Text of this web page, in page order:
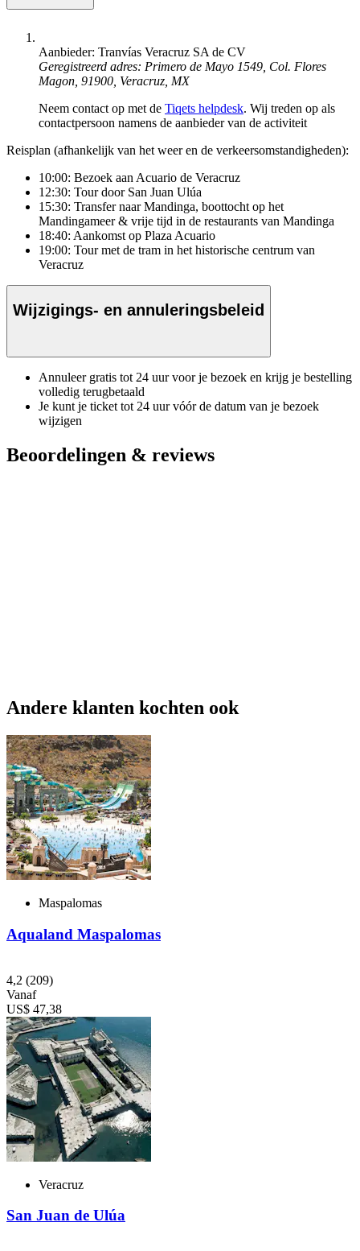
Aanbieder: Tranvías Veracruz SA de CV
Geregistreerd adres: Primero de Mayo 1549, Col. Flores
Magon, 91900, Veracruz, MX
Neem contact op met de Tiqets helpdesk. Wij treden op als
contactpersoon namens de aanbieder van de activiteit
Reisplan (afhankelijk van het weer en de verkeersomstandigheden):
10:00: Bezoek aan Acuario de Veracruz
12:30: Tour door San Juan Ulúa
15:30: Transfer naar Mandinga, boottocht op het
Mandingameer & vrije tijd in de restaurants van Mandinga
18:40: Aankomst op Plaza Acuario
19:00: Tour met de tram in het historische centrum van
Veracruz
Wijzigings- en annuleringsbeleid
Annuleer gratis tot 24 uur voor je bezoek en krijg je bestelling
volledig terugbetaald
Je kunt je ticket tot 24 uur vóór de datum van je bezoek
wijzigen
Beoordelingen & reviews
Andere klanten kochten ook
Maspalomas
Aqualand Maspalomas
4,2 (209)
Vanaf
US$ 47,38
Veracruz
San Juan de Ulúa